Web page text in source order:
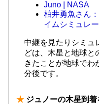
Juno | NASA
柏井勇魚さん
イムシミュレ
中継を見たりシミュ
どは、木星と地球と
きたことが地球でわ
分後です。
★ ジュノーの木星到